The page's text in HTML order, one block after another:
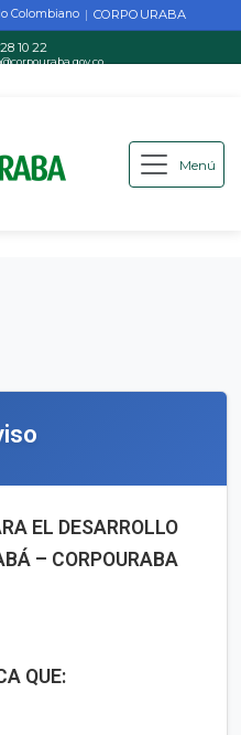
| CORPOURABA
10 22
Menú
EL DESARROLLO
– CORPOURABA
QUE: